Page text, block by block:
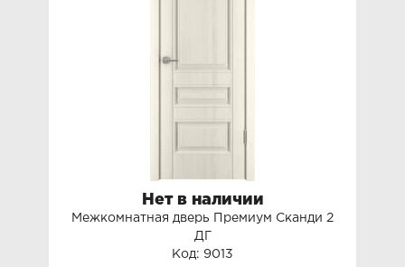
Нет в наличии
Межкомнатная дверь Премиум Сканди 2
ДГ
Код: 9013